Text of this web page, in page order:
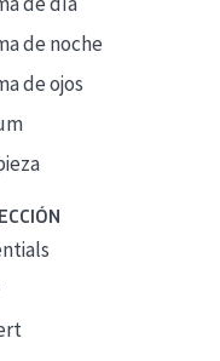
de noche
de ojos